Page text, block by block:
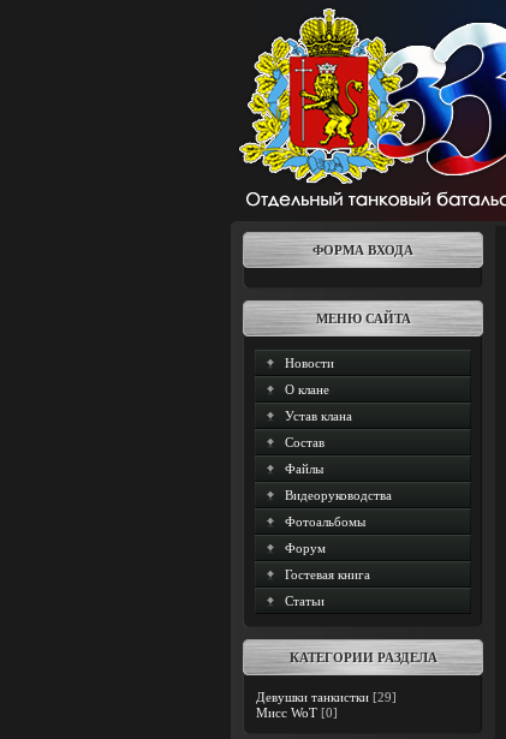
ФОРМА ВХОДА
МЕНЮ САЙТА
Новости
О клане
Устав клана
Состав
Файлы
Видеоруководства
Фотоальбомы
Форум
Гостевая книга
Статьи
КАТЕГОРИИ РАЗДЕЛА
Девушки танкистки [29]
Мисс WoT [0]